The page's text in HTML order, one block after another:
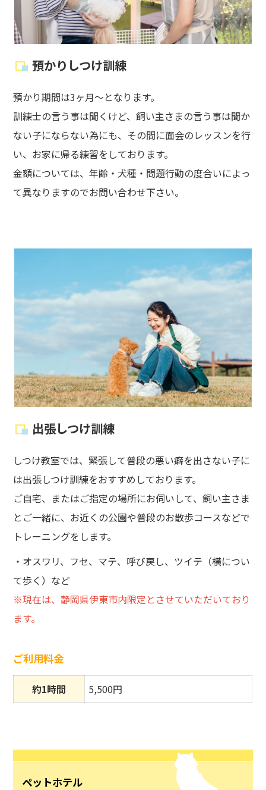
預かりしつけ訓練
預かり期間は3ヶ月～となります。
訓練士の言う事は聞くけど、飼い主さまの言う事は聞か
ない子にならない為にも、その間に面会のレッスンを行
い、お家に帰る練習をしております。
金額については、年齢・犬種・問題行動の度合いによっ
て異なりますのでお問い合わせ下さい。
出張しつけ訓練
しつけ教室では、緊張して普段の悪い癖を出さない子に
は出張しつけ訓練をおすすめしております。
ご自宅、またはご指定の場所にお伺いして、飼い主さま
とご一緒に、お近くの公園や普段のお散歩コースなどで
トレーニングをします。
・オスワリ、フセ、マテ、呼び戻し、ツイテ（横につい
て歩く）など
※現在は、静岡県伊東市内限定とさせていただいており
ます。
ご利用料金
約1時間 5,500円
ペットホテル